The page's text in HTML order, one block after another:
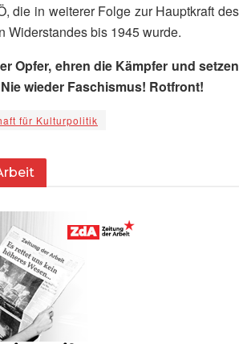
die in weiterer Folge zur Hauptkraft des
Widerstandes bis 1945 wurde.
Opfer, ehren die Kämpfer und setzen
wieder Faschismus! Rotfront!
für Kulturpolitik